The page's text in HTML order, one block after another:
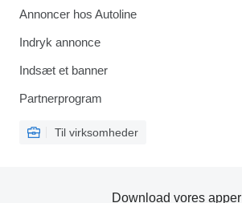
Annoncer hos Autoline
Indryk annonce
Indsæt et banner
Partnerprogram
Til virksomheder
Download vores apper